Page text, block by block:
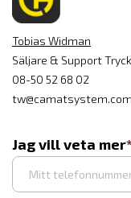
Tobias Widman
Säljare & Support
08-50 52 68 02
tw@camatsystem.com
Jag vill veta mer